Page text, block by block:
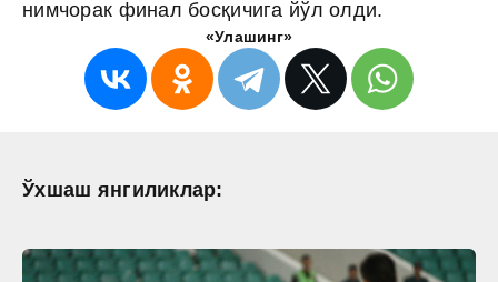
нимчорак финал босқичига йўл олди.
«Улашинг»
Ўхшаш янгиликлар: